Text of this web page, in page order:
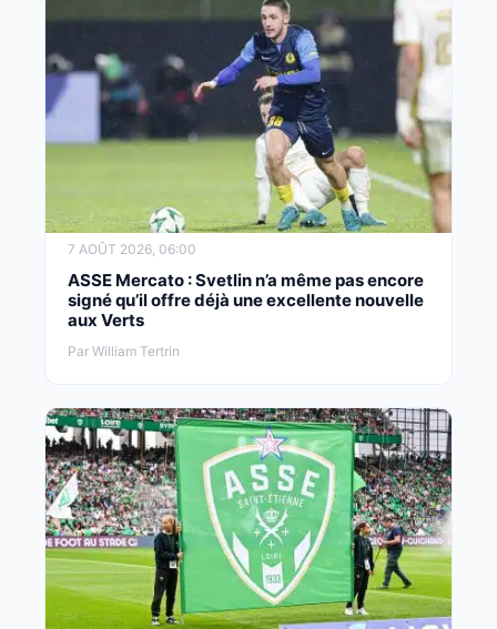
7 AOÛT 2026, 06:00
ASSE Mercato : Svetlin n’a même pas encore
signé qu’il offre déjà une excellente nouvelle
aux Verts
Par William Tertrin